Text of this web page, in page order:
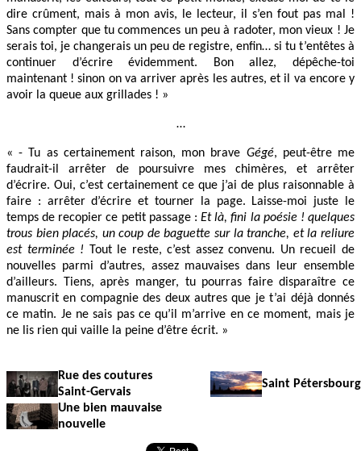
dire crûment, mais à mon avis, le lecteur, il s’en fout pas mal !
Sans compter que tu commences un peu à radoter, mon vieux ! Je
serais toi, je changerais un peu de registre, enfin… si tu t’entêtes à
continuer d’écrire évidemment. Bon allez, dépêche-toi
maintenant ! sinon on va arriver après les autres, et il va encore y
avoir la queue aux grillades ! »
…
« - Tu as certainement raison, mon brave Gégé, peut-être me
faudrait-il arrêter de poursuivre mes chimères, et arrêter
d’écrire. Oui, c’est certainement ce que j’ai de plus raisonnable à
faire : arrêter d’écrire et tourner la page. Laisse-moi juste le
temps de recopier ce petit passage :Et là, fini la poésie ! quelques
trous bien placés, un coup de baguette sur la tranche, et la reliure
est terminée ! Tout le reste, c’est assez convenu. Un recueil de
nouvelles parmi d’autres, assez mauvaises dans leur ensemble
d’ailleurs. Tiens, après manger, tu pourras faire disparaître ce
manuscrit en compagnie des deux autres que je t’ai déjà donnés
ce matin. Je ne sais pas ce qu’il m’arrive en ce moment, mais je
ne lis rien qui vaille la peine d’être écrit. »
Rue des coutures
Saint-Gervais
Saint Pétersbourg
Une bien mauvaise
nouvelle